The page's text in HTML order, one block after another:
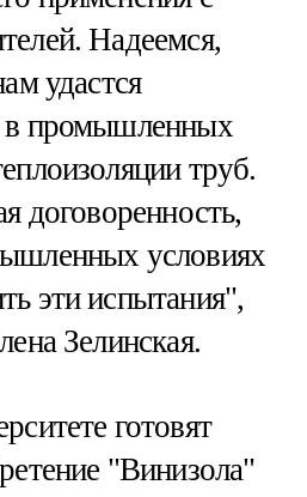
Надеемся,
удастся
в промышленных
труб.
договоренность,
условиях
эти испытания",
Зелинская.
готовят
"Винизола"